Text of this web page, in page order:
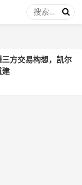
方交易构想，凯尔
建